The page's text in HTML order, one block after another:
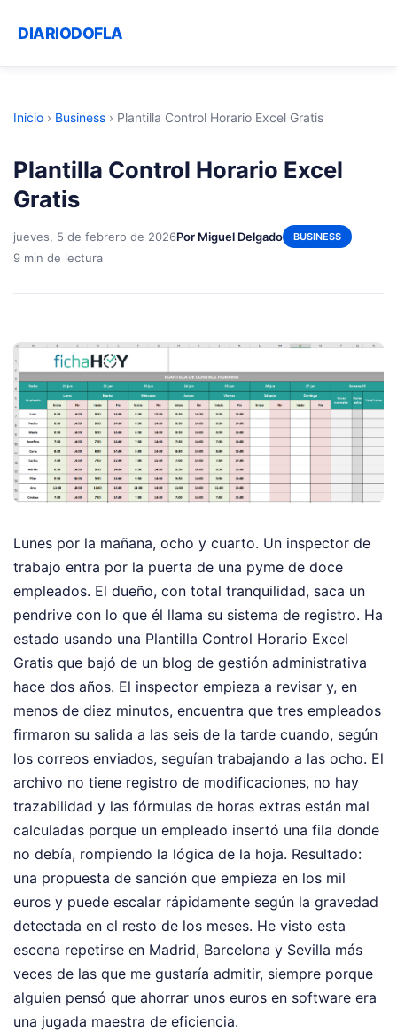
DIARIODOFLA
Inicio › Business › Plantilla Control Horario Excel Gratis
Plantilla Control Horario Excel
Gratis
jueves, 5 de febrero de 2026Por Miguel Delgado BUSINESS
9 min de lectura
Lunes por la mañana, ocho y cuarto. Un inspector de
trabajo entra por la puerta de una pyme de doce
empleados. El dueño, con total tranquilidad, saca un
pendrive con lo que él llama su sistema de registro. Ha
estado usando una Plantilla Control Horario Excel
Gratis que bajó de un blog de gestión administrativa
hace dos años. El inspector empieza a revisar y, en
menos de diez minutos, encuentra que tres empleados
firmaron su salida a las seis de la tarde cuando, según
los correos enviados, seguían trabajando a las ocho. El
archivo no tiene registro de modificaciones, no hay
trazabilidad y las fórmulas de horas extras están mal
calculadas porque un empleado insertó una fila donde
no debía, rompiendo la lógica de la hoja. Resultado:
una propuesta de sanción que empieza en los mil
euros y puede escalar rápidamente según la gravedad
detectada en el resto de los meses. He visto esta
escena repetirse en Madrid, Barcelona y Sevilla más
veces de las que me gustaría admitir, siempre porque
alguien pensó que ahorrar unos euros en software era
una jugada maestra de eficiencia.